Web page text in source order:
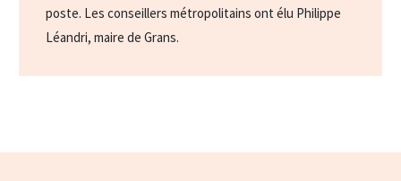
poste. Les conseillers métropolitains ont élu Philippe
Léandri, maire de Grans.